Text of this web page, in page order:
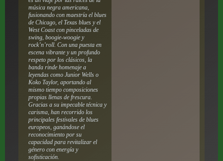
música negra americana,
fusionando con maestría el blues
de Chicago, el Texas blues y el
West Coast con pinceladas de
swing, boogie-woogie y
rock’n’roll. Con una puesta en
escena vibrante y un profundo
respeto por los clásicos, la
banda rinde homenaje a
leyendas como Junior Wells o
Koko Taylor, aportando al
mismo tiempo composiciones
propias llenas de frescura.
Gracias a su impecable técnica y
carisma, han recorrido los
principales festivales de blues
europeos, ganándose el
reconocimiento por su
capacidad para revitalizar el
género con energía y
sofisticación.